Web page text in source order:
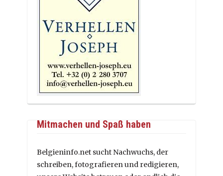
Mitmachen und Spaß haben
Belgieninfo.net sucht Nachwuchs, der
schreiben, fotografieren und redigieren,